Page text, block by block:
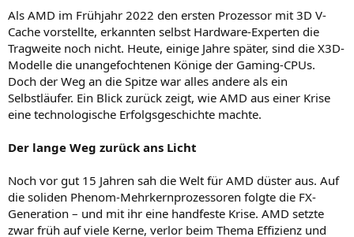
Als AMD im Frühjahr 2022 den ersten Prozessor mit 3D V-
Cache vorstellte, erkannten selbst Hardware-Experten die
Tragweite noch nicht. Heute, einige Jahre später, sind die X3D-
Modelle die unangefochtenen Könige der Gaming-CPUs.
Doch der Weg an die Spitze war alles andere als ein
Selbstläufer. Ein Blick zurück zeigt, wie AMD aus einer Krise
eine technologische Erfolgsgeschichte machte.
Der lange Weg zurück ans Licht
Noch vor gut 15 Jahren sah die Welt für AMD düster aus. Auf
die soliden Phenom-Mehrkernprozessoren folgte die FX-
Generation – und mit ihr eine handfeste Krise. AMD setzte
zwar früh auf viele Kerne, verlor beim Thema Effizienz und